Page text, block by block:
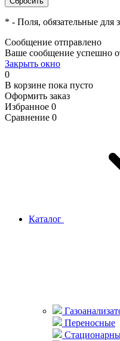
* - Поля, обязательные для
Сообщение отправлено
Ваше сообщение успешно
Закрыть окно
0
В корзине пока пусто
Оформить заказ
Избранное 0
Сравнение 0
Каталог
Переносные